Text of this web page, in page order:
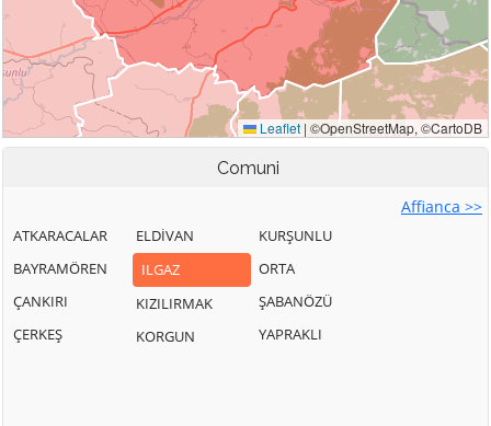
Comuni
Affianca >>
ATKARACALAR
BAYRAMÖREN
ÇANKIRI
ÇERKEŞ
ELDİVAN
ILGAZ
KIZILIRMAK
KORGUN
KURŞUNLU
ORTA
ŞABANÖZÜ
YAPRAKLI